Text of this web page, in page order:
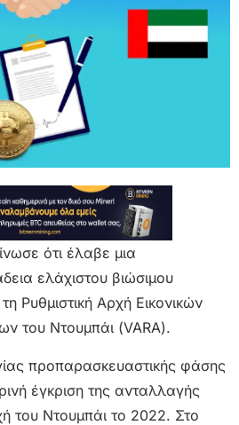
ότι έλαβε μια
ελάχιστου βιώσιμου
Ρυθμιστική Αρχή Εικονικών
του Ντουμπάι (VARA).
προπαρασκευαστικής φάσης
έγκριση της ανταλλαγής
του Ντουμπάι το 2022. Στο